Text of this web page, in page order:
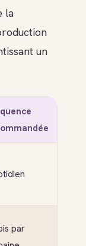
la
un
par